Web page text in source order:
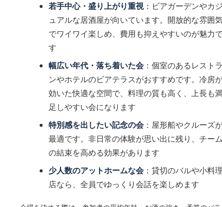
若手中心・盛り上がり重視：ビアガーデンやカ
ュアルな居酒屋が向いています。開放的な雰囲
でワイワイ楽しめ、費用も抑えやすいのが魅力
す
幅広い年代・落ち着いた会：個室のあるレスト
ンやホテルのビアテラスがおすすめです。冷房
効いた快適な空間で、料理の質も高く、上長も
足しやすい会になります
特別感を出したい記念の会：屋形船やクルーズ
最適です。非日常の体験が思い出に残り、チー
の結束を高める効果があります
少人数のアットホームな会：貸切のバルや小料
店なら、全員でゆっくり会話を楽しめます